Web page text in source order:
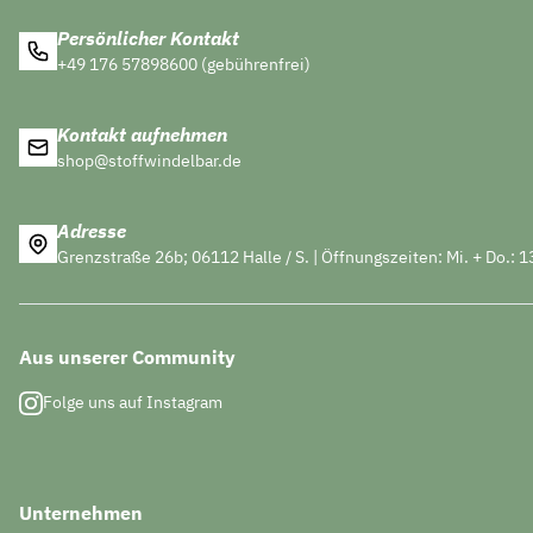
Persönlicher Kontakt
+49 176 57898600 (gebührenfrei)
Kontakt aufnehmen
shop@stoffwindelbar.de
Adresse
Grenzstraße 26b; 06112 Halle / S. | Öffnungszeiten: Mi. + Do.:
Aus unserer Community
Folge uns auf Instagram
Unternehmen